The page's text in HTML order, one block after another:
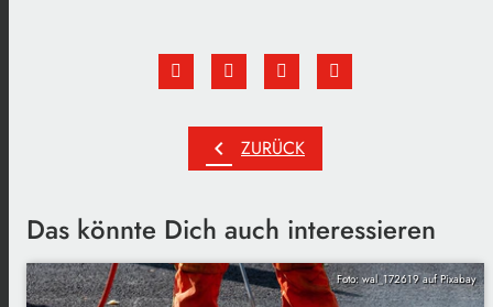
chevron_left ZURÜCK
Das könnte Dich auch interessieren
Foto: wal_172619 auf Pixabay